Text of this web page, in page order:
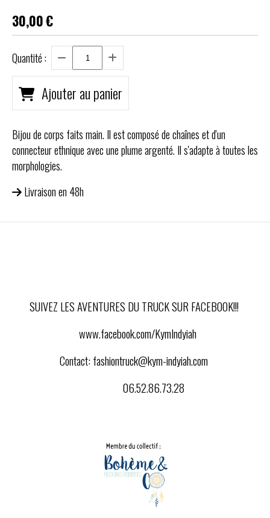
30,00€
Quantité :
Ajouter au panier
Bijou de corps faits main. Il est composé de chaînes et d'un
connecteur ethnique avec une plume argenté. Il s'adapte à toutes les
morphologies.
Livraison en 48h
SUIVEZ LES AVENTURES DU TRUCK SUR FACEBOOK!!!
www.facebook.com/KymIndyiah
Contact:fashiontruck@kym-indyiah.com
06.52.86.73.28